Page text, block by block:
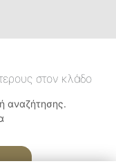
στον κλάδο
αναζήτησης.